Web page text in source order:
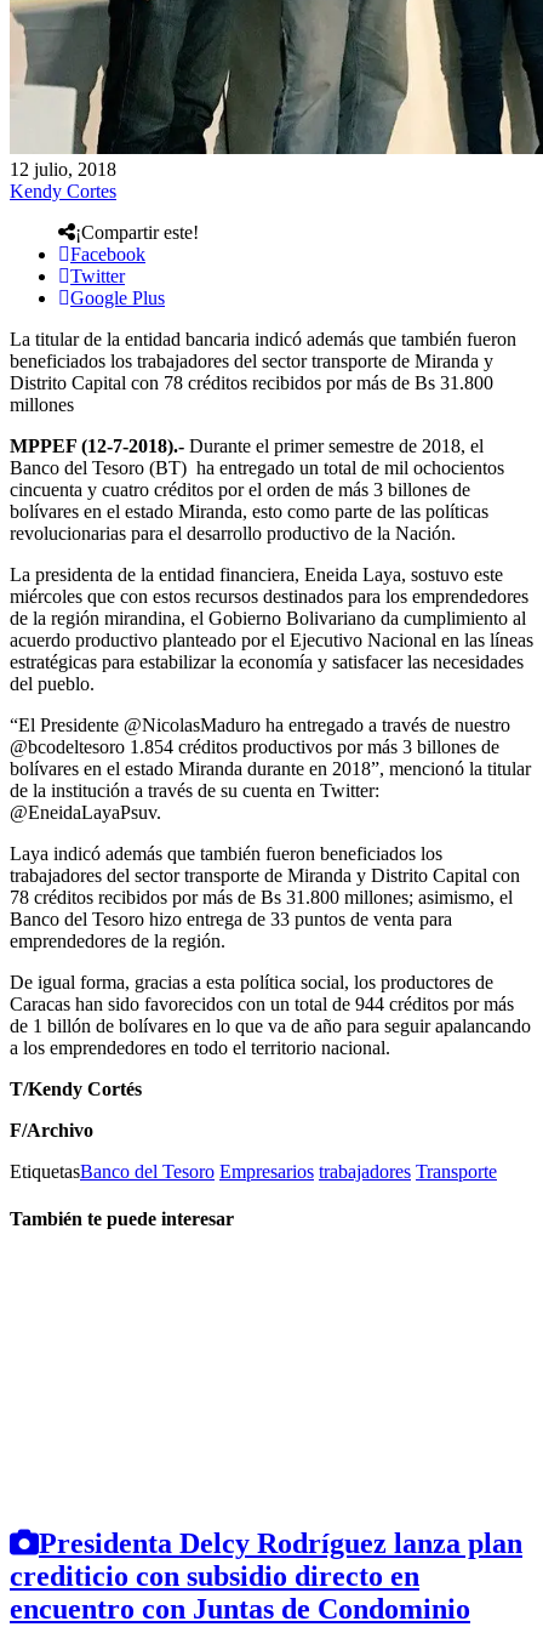
12 julio, 2018
Kendy Cortes
¡Compartir este!
Facebook
Twitter
Google Plus
La titular de la entidad bancaria indicó además que también fueron
beneficiados los trabajadores del sector transporte de Miranda y
Distrito Capital con 78 créditos recibidos por más de Bs 31.800
millones
MPPEF (12-7-2018).- Durante el primer semestre de 2018, el
Banco del Tesoro (BT) ha entregado un total de mil ochocientos
cincuenta y cuatro créditos por el orden de más 3 billones de
bolívares en el estado Miranda, esto como parte de las políticas
revolucionarias para el desarrollo productivo de la Nación.
La presidenta de la entidad financiera, Eneida Laya, sostuvo este
miércoles que con estos recursos destinados para los emprendedores
de la región mirandina, el Gobierno Bolivariano da cumplimiento al
acuerdo productivo planteado por el Ejecutivo Nacional en las líneas
estratégicas para estabilizar la economía y satisfacer las necesidades
del pueblo.
“El Presidente @NicolasMaduro ha entregado a través de nuestro
@bcodeltesoro 1.854 créditos productivos por más 3 billones de
bolívares en el estado Miranda durante en 2018”, mencionó la titular
de la institución a través de su cuenta en Twitter:
@EneidaLayaPsuv.
Laya indicó además que también fueron beneficiados los
trabajadores del sector transporte de Miranda y Distrito Capital con
78 créditos recibidos por más de Bs 31.800 millones; asimismo, el
Banco del Tesoro hizo entrega de 33 puntos de venta para
emprendedores de la región.
De igual forma, gracias a esta política social, los productores de
Caracas han sido favorecidos con un total de 944 créditos por más
de 1 billón de bolívares en lo que va de año para seguir apalancando
a los emprendedores en todo el territorio nacional.
T/Kendy Cortés
F/Archivo
EtiquetasBanco del Tesoro Empresarios trabajadores Transporte
También te puede interesar
Presidenta Delcy Rodríguez lanza plan
crediticio con subsidio directo en
encuentro con Juntas de Condominio